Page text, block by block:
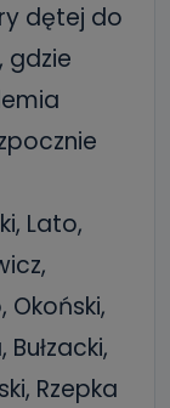
dętej do
gdzie
Lato,
Okoński,
Rzepka